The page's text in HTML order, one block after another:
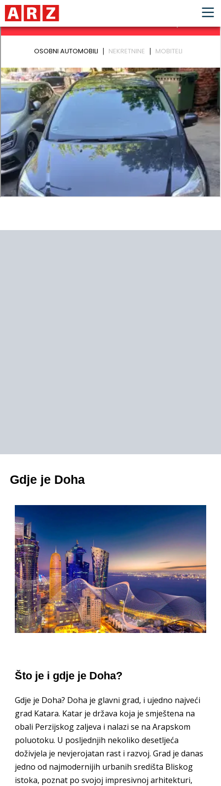
Gdje je Doha
Što je i gdje je Doha?
Gdje je Doha? Doha je glavni grad, i ujedno najveći
grad Katara. Katar je država koja je smještena na
obali Perzijskog zaljeva i nalazi se na Arapskom
poluotoku. U posljednjih nekoliko desetljeća
doživjela je nevjerojatan rast i razvoj. Grad je danas
jedno od najmodernijih urbanih središta Bliskog
istoka, poznat po svojoj impresivnoj arhitekturi,